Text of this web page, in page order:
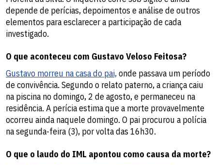
depende de perícias, depoimentos e análise de outros
elementos para esclarecer a participação de cada
investigado.
O que aconteceu com Gustavo Veloso Feitosa?
Gustavo morreu na casa do pai,onde passava um período
de convivência. Segundo o relato paterno, a criança caiu
na piscina no domingo, 2 de agosto, e permaneceu na
residência. A perícia estima que a morte provavelmente
ocorreu ainda naquele domingo. O pai procurou a polícia
na segunda-feira (3), por volta das 16h30.
O que o laudo do IML apontou como causa da morte?